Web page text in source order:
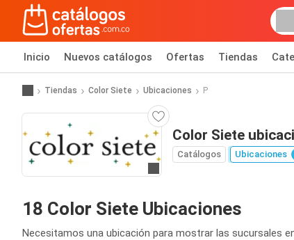
Inicio Nuevos catálogos Ofertas Tiendas
Tiendas Color Siete Ubicaciones P
Color Siete
Catálogos Ubicaciones
18 Color Siete Ubicaciones
Necesitamos una ubicación para mostrar las sucursales